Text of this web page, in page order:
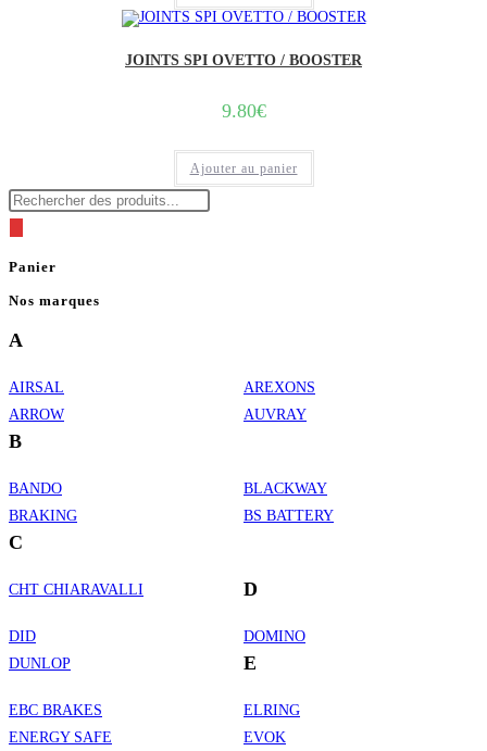
JOINTS SPI OVETTO / BOOSTER
9.80€
Ajouter au panier
Recherche
Panier
Nos marques
A
AIRSAL
AREXONS
ARROW
AUVRAY
B
BANDO
BLACKWAY
BRAKING
BS BATTERY
C
CHT CHIARAVALLI D
DID
DOMINO
DUNLOP
E
EBC BRAKES
ELRING
ENERGY SAFE
EVOK